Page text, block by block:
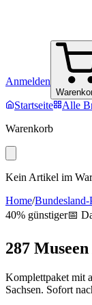
Anmelden
Startseite Alle
Warenkorb
Kein Artikel im
Home/Bundesland-
40% günstiger📅
287 Museen
Komplettpaket mit
Sachsen. Sofort